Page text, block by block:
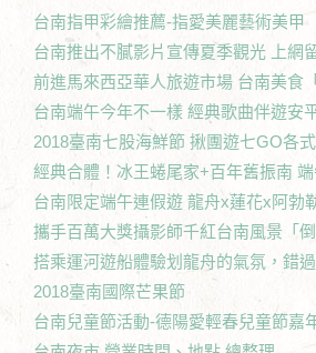
台南指甲彩繪推薦-指愛美麗藝術美甲
台南推出不膩影片宣傳夏季觀光 上網
前進馬來西亞華人旅遊市場 台南美食
台南端午今年不一樣 經典歌曲伴遊安
2018臺南七股海鮮節 揪團遊七GO各
經典合體！冰王蜷尾家+百年舊振南
台南限定端午連假遊 龍舟x蓮花x阿勃
攜手百萬大獎攝影師千紅台南風景「
搭乘運河遊船體驗划龍舟的氣氛，錯
2018臺南國際芒果節
台南兒童節活動-德陽愛輕春兒童節嘉